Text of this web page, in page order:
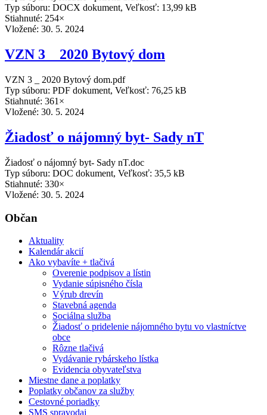
Typ súboru: DOCX dokument, Veľkosť: 13,99 kB
Stiahnuté: 254×
Vložené: 30. 5. 2024
VZN 3 _ 2020 Bytový dom
VZN 3 _ 2020 Bytový dom.pdf
Typ súboru: PDF dokument, Veľkosť: 76,25 kB
Stiahnuté: 361×
Vložené: 30. 5. 2024
Žiadosť o nájomný byt- Sady nT
Žiadosť o nájomný byt- Sady nT.doc
Typ súboru: DOC dokument, Veľkosť: 35,5 kB
Stiahnuté: 330×
Vložené: 30. 5. 2024
Občan
Aktuality
Kalendár akcií
Ako vybavíte + tlačivá
Overenie podpisov a lístin
Vydanie súpisného čísla
Výrub drevín
Stavebná agenda
Sociálna služba
Žiadosť o pridelenie nájomného bytu vo vlastníctve
obce
Rôzne tlačivá
Vydávanie rybárskeho lístka
Evidencia obyvateľstva
Miestne dane a poplatky
Poplatky občanov za služby
Cestovné poriadky
SMS spravodaj